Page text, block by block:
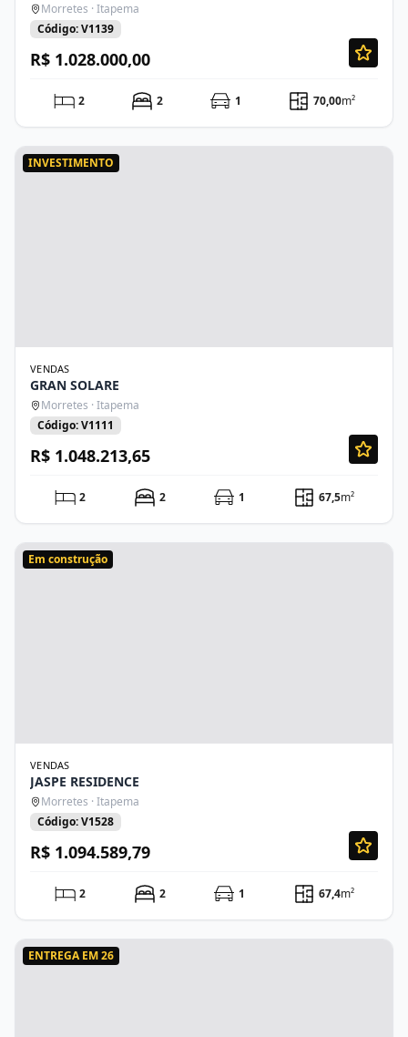
Morretes · Itapema
Código: V1139
R$ 1.028.000,00
2 2 1 70,00m²
INVESTIMENTO
VENDAS
GRAN SOLARE
Morretes · Itapema
Código: V1111
R$ 1.048.213,65
2 2 1 67,5m²
Em construção
VENDAS
JASPE RESIDENCE
Morretes · Itapema
Código: V1528
R$ 1.094.589,79
2 2 1 67,4m²
ENTREGA EM 26